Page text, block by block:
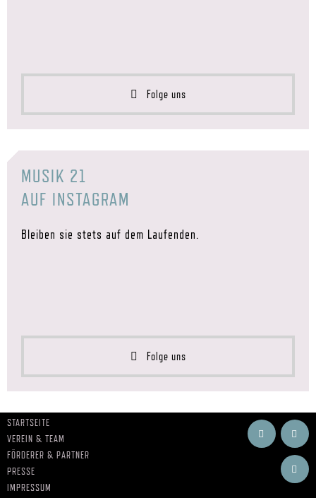
Folge uns
MUSIK 21
AUF INSTAGRAM
Bleiben sie stets auf dem Laufenden.
Folge uns
STARTSEITE
VEREIN & TEAM
FÖRDERER & PARTNER
PRESSE
IMPRESSUM